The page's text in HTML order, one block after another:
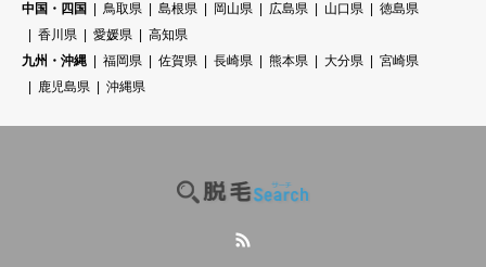
中国・四国
鳥取県 島根県 岡山県 広島県 山口県
徳島県
香川県
愛媛県
高知県
九州・沖縄
福岡県 佐賀県 長崎県 熊本県 大分県
宮崎県
鹿児島県
沖縄県